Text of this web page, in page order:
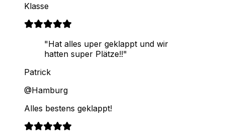
Klasse
"Hat alles uper geklappt und wir
hatten super Plätze!!"
Patrick
@Hamburg
Alles bestens geklappt!